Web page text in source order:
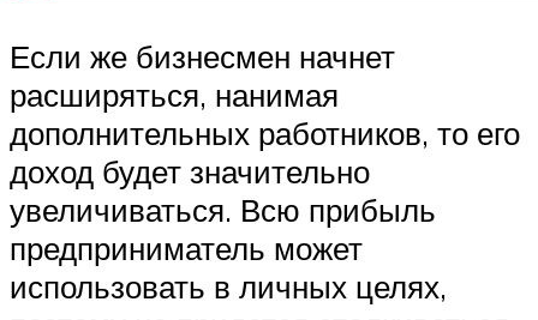
Если же бизнесмен начнет
расширяться, нанимая
дополнительных работников, то его
доход будет значительно
увеличиваться. Всю прибыль
предприниматель может
использовать в личных целях,